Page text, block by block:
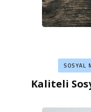
SOSYAL
Kaliteli